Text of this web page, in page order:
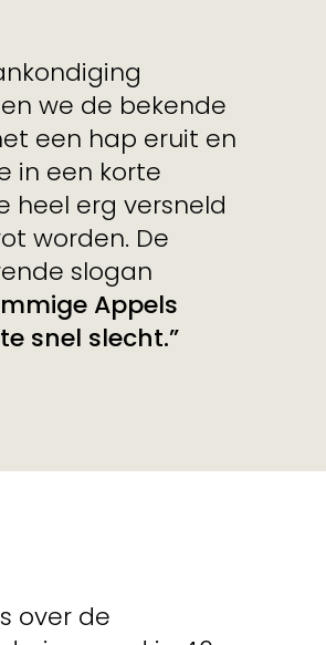
we de bekende
een hap eruit en
in een korte
heel erg versneld
worden. De
slogan
Appels
snel slecht.”
over de